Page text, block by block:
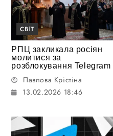
СВІТ
РПЦ закликала росіян
молитися за
pозблокування Telegram
Павлова Крістіна
13.02.2026 18:46